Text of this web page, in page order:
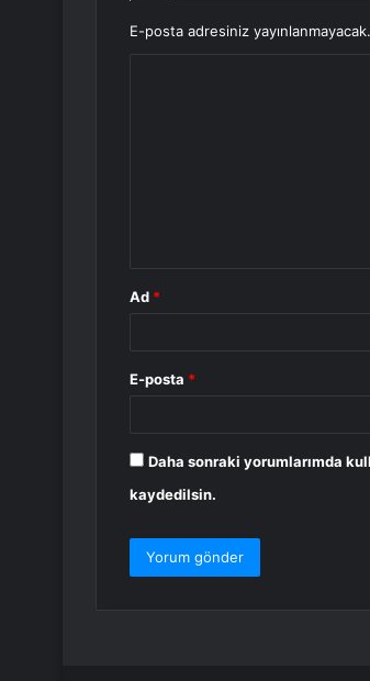
E-posta adresiniz yayınlanmayacak.
Ad *
E-posta *
Daha sonraki yorumlarımda
kaydedilsin.